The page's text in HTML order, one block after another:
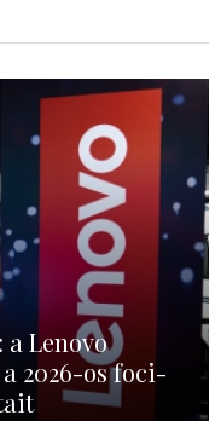
Lenovo
2026-os foci-